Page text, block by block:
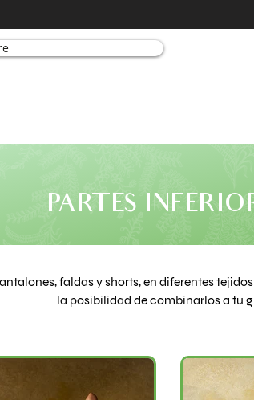
PARTES
faldas y shorts, en diferentes
la posibilidad de combinarlos a tu